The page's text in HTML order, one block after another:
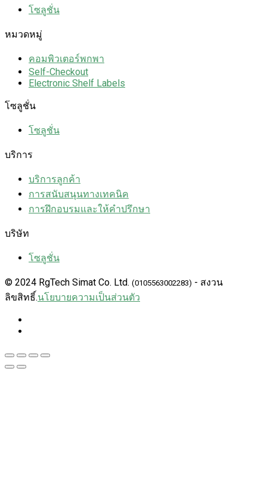
โซลูชั่น
หมวดหมู่
คอมพิวเตอร์พกพา
Self-Checkout
Electronic Shelf Labels
โซลูชั่น
โซลูชั่น
บริการ
บริการลูกค้า
การสนับสนุนทางเทคนิค
การฝึกอบรมและให้คำปรึกษา
บริษัท
โซลูชั่น
© 2024 RgTech Simat Co. Ltd. (0105563002283) - สงวน
ลิขสิทธิ์.นโยบายความเป็นส่วนตัว